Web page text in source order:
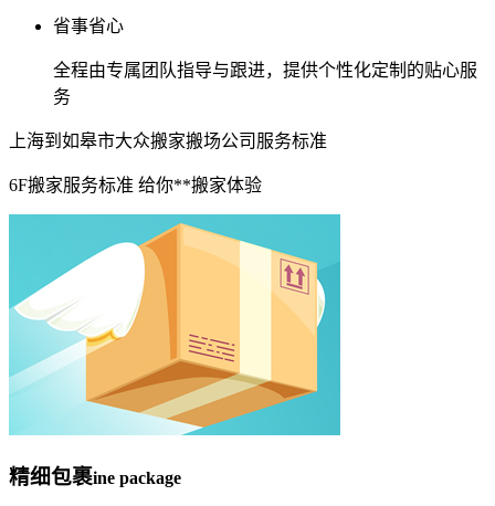
省事省心
全程由专属团队指导与跟进，提供个性化定制的贴心服
务
上海到如皋市大众搬家搬场公司服务标准
6F搬家服务标准 给你**搬家体验
精细包裹ine package